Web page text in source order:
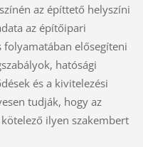
az építtető helyszíni
az építőipari
folyamatában elősegíteni
hatósági
és a kivitelezési
tudják, hogy az
ilyen szakembert